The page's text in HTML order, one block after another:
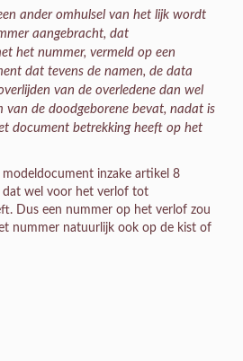
ander omhulsel van het lijk wordt
aangebracht, dat
het nummer, vermeld op een
dat tevens de namen, de data
van de overledene dan wel
van de doodgeborene bevat, nadat is
document betrekking heeft op het
inzake artikel 8
dat wel voor het verlof tot
Dus een nummer op het verlof zou
nummer natuurlijk ook op de kist of